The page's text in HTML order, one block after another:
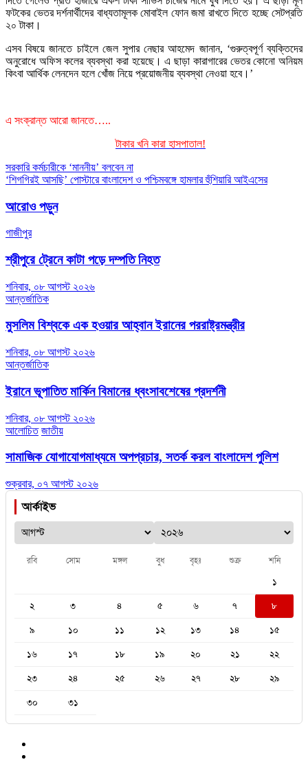
ফটকের ভেতর দর্শনার্থীদের বাধ্যতামূলক মোবাইল ফোন জমা রাখতে দিতে হচ্ছে সেটপ্রতি
২০ টাকা।
এসব বিষয়ে জানতে চাইলে জেল সুপার নেছার আহমেদ জানান, ‘গুরুত্বপূর্ণ ব্যক্তিদের
অনুরোধে অফিস কলের ব্যবস্থা করা হয়েছে। এ ছাড়া কারাগারের ভেতর কোনো অনিয়ম
কিংবা আর্থিক লেনদেন হলে খোঁজ নিয়ে প্রয়োজনীয় ব্যবস্থা নেওয়া হবে।’
এ সংক্রান্ত আরো জানতে…..
টাকার খনি কারা হাসপাতাল!
Post
navigation
সরকারি কর্মচারীকে ‘মাননীয়’ বলবেন না
‘শিগগিরই আসছি’ পোস্টারে বাংলাদেশ ও পশ্চিমবঙ্গে হামলার হুঁশিয়ারি আইএসের
আরোও পড়ুন
গাজীপুর
শ্রীপুরে ট্রেনে কাটা পড়ে দম্পতি নিহত
শনিবার, ০৮ আগস্ট ২০২৬
আন্তর্জাতিক
মুসলিম বিশ্বকে এক হওয়ার আহ্বান ইরানের পররাষ্ট্রমন্ত্রীর
শনিবার, ০৮ আগস্ট ২০২৬
আন্তর্জাতিক
ইরানে ভূপাতিত মার্কিন বিমানের ধ্বংসাবশেষের প্রদর্শনী
শনিবার, ০৮ আগস্ট ২০২৬
আলোচিত জাতীয়
সামাজিক যোগাযোগমাধ্যমে অপপ্রচার, সতর্ক করল বাংলাদেশ পুলিশ
শুক্রবার, ০৭ আগস্ট ২০২৬
আর্কাইভ
রবি সোম মঙ্গল বুধ বৃহঃ শুক্র শনি
১
২
৩ ৪ ৫ ৬ ৭
৮
৯
১০ ১১ ১২ ১৩ ১৪
১৫
১৬
১৭ ১৮ ১৯ ২০ ২১
২২
২৩
২৪ ২৫ ২৬ ২৭ ২৮
২৯
৩০
৩১